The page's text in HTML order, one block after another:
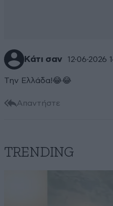
Κάτι σαν 12·06·2026
Την Ελλάδα!😂😂
Απαντήστε
TRENDING